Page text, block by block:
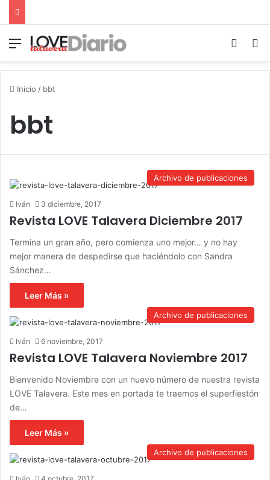
Menú
Inicio / bbt
bbt
Archivo de publicaciones
Iván 3 diciembre, 2017
Revista LOVE Talavera Diciembre 2017
Termina un gran año, pero comienza uno mejor… y no hay
mejor manera de despedirse que haciéndolo con Sandra
Sánchez…
Leer Más »
Archivo de publicaciones
Iván 6 noviembre, 2017
Revista LOVE Talavera Noviembre 2017
Bienvenido Noviembre con un nuevo número de nuestra revista
LOVE Talavera. Este mes en portada te traemos el superfiestón
de…
Leer Más »
Archivo de publicaciones